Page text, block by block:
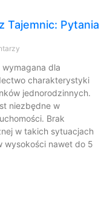
Tajemnic: Pytania
dla
charakterystyki
jednorodzinnych.
niezbędne w
Brak
w takich sytuacjach
wysokości nawet do 5